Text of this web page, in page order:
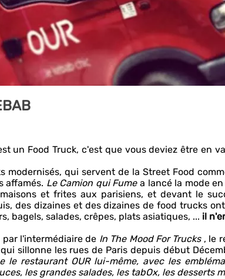
un Food Truck, c'est que vous deviez être en
modernisés, qui servent de la Street Food
affamés. Le Camion qui Fumea lancé la mode en
et frites aux parisiens, et devant le
des dizaines et des dizaines de food trucks
bagels, salades, crêpes, plats asiatiques, ... il
l'intermédiaire de In The Mood For Trucks , le
sillonne les rues de Paris depuis début
le restaurant OUR lui-même, avec les
les grandes salades, les tabOx, les desserts